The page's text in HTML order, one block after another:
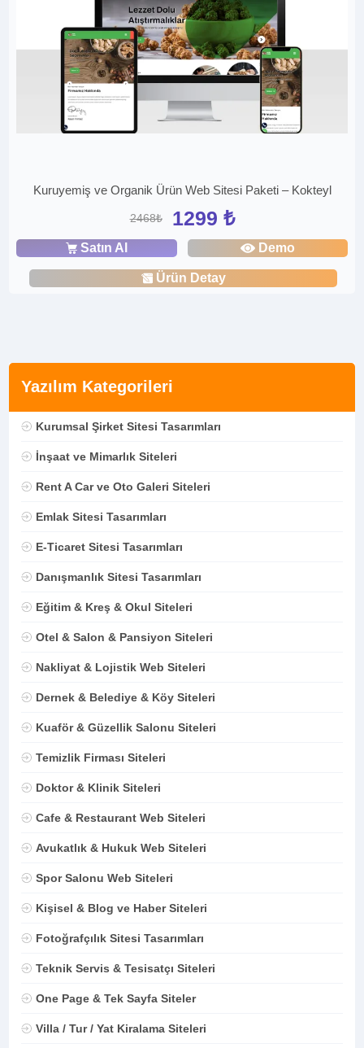
Yazılım Kategorileri
Kurumsal Şirket Sitesi Tasarımları
İnşaat ve Mimarlık Siteleri
Rent A Car ve Oto Galeri Siteleri
Emlak Sitesi Tasarımları
E-Ticaret Sitesi Tasarımları
Danışmanlık Sitesi Tasarımları
Eğitim & Kreş & Okul Siteleri
Otel & Salon & Pansiyon Siteleri
Nakliyat & Lojistik Web Siteleri
Dernek & Belediye & Köy Siteleri
Kuaför & Güzellik Salonu Siteleri
Temizlik Firması Siteleri
Doktor & Klinik Siteleri
Cafe & Restaurant Web Siteleri
Avukatlık & Hukuk Web Siteleri
Spor Salonu Web Siteleri
Kişisel & Blog ve Haber Siteleri
Fotoğrafçılık Sitesi Tasarımları
Teknik Servis & Tesisatçı Siteleri
One Page & Tek Sayfa Siteler
Villa / Tur / Yat Kiralama Siteleri
Kuruyemiş ve Organik Ürün Web Sitesi Paketi – Kokteyl
2468₺ 1299 ₺
Satın Al Demo
Ürün Detay